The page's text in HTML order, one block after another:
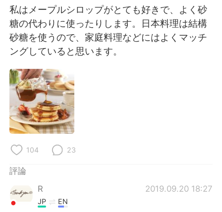
私はメープルシロップがとても好きで、よく砂
糖の代わりに使ったりします。日本料理は結構
砂糖を使うので、家庭料理などにはよくマッチ
ングしていると思います。
104 23
評論
R
2019.09.20 18:27
JP EN